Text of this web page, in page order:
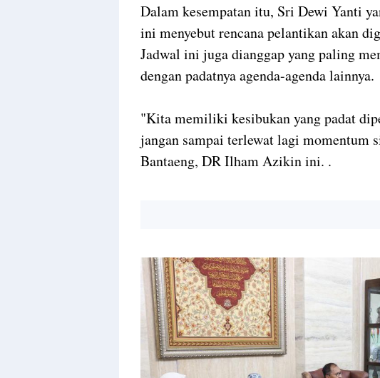
Dalam kesempatan itu, Sri Dewi Yanti
ini menyebut rencana pelantikan akan
Jadwal ini juga dianggap yang paling
dengan padatnya agenda-agenda lainnya.
"Kita memiliki kesibukan yang padat
jangan sampai terlewat lagi
Bantaeng, DR Ilham Azikin ini. .